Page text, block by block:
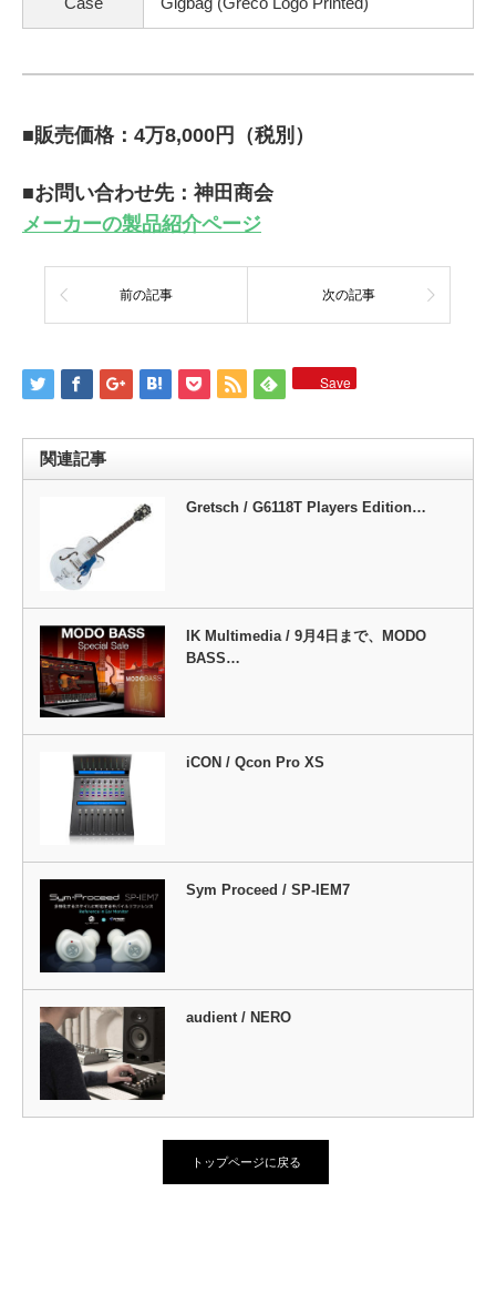
■販売価格：4万8,000円（税別）
■お問い合わせ先：神田商会
メーカーの製品紹介ページ
前の記事 次の記事
Save
関連記事
Gretsch / G6118T Players Edition…
IK Multimedia / 9月4日まで、MODO
BASS…
iCON / Qcon Pro XS
Sym Proceed / SP-IEM7
audient / NERO
トップページに戻る